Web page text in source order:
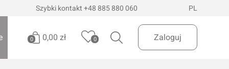
Szybki kontakt +48 885 880 060 PL
0 0,00 zł 0 Zaloguj